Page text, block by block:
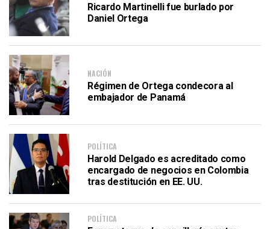
Ricardo Martinelli fue burlado por
Daniel Ortega
NACIÓN
Régimen de Ortega condecora al
embajador de Panamá
POLÍTICA
Harold Delgado es acreditado como
encargado de negocios en Colombia
tras destitución en EE. UU.
POLÍTICA